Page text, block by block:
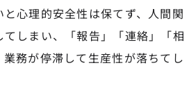
心理的安全性は保てず、人間関
しまい、「報告」「連絡」「相
務が停滞して生産性が落ちてし